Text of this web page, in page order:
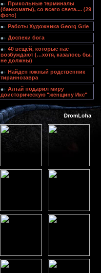
Прикольные терминалы
(банкоматы), со всего света.... (29
фото)
Работы Художника Georg Grie
Доспехи бога
40 вещей, которые нас
возбуждают (…хотя, казалось бы,
не должны)
Найден южный родственник
тираннозавра
Алтай подарил миру
доисторическую "женщину Икс"
DromLoha